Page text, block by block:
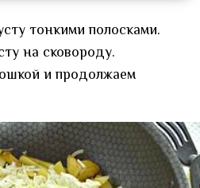
тонкими полосками.
на сковороду.
и продолжаем